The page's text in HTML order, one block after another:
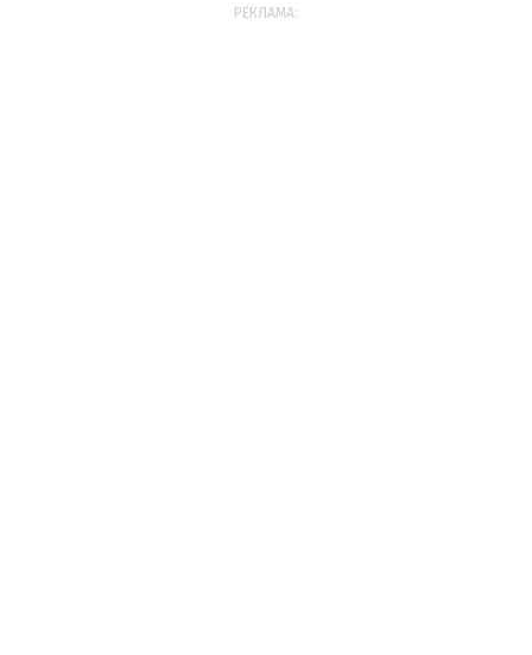
РЕКЛАМА: